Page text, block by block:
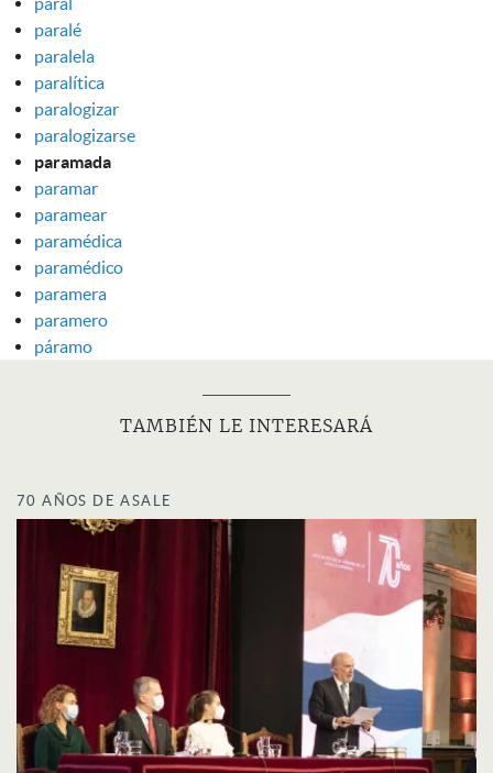
paralé
paralela
paralítica
paralogizar
paralogizarse
paramada
paramar
paramear
paramédica
paramédico
paramera
paramero
páramo
TAMBIÉN LE INTERESARÁ
70 AÑOS DE ASALE